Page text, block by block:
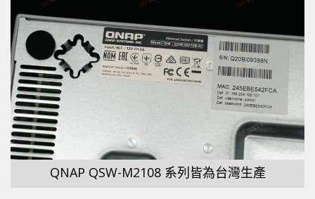
QNAP QSW-M2108 系列皆為台灣生產